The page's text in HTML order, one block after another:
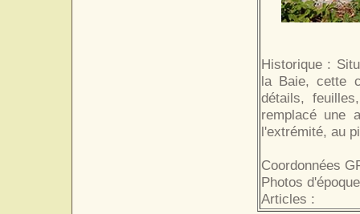
Historique :
la Baie, cette
détails,
remplacé une
l'extrémité, au
Coordonnées
Photos
Articles :